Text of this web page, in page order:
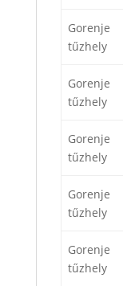
Gorenje
tűzhely
Gorenje
tűzhely
Gorenje
tűzhely
Gorenje
tűzhely
Gorenje
tűzhely